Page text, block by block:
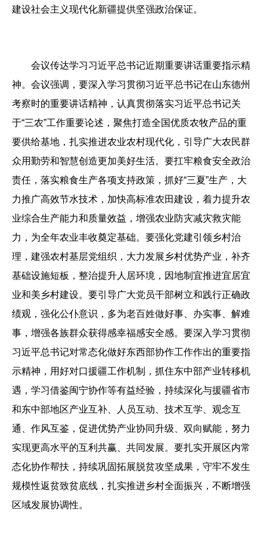
建设社会主义现代化新疆提供坚强政治保证。
会议传达学习习近平总书记近期重要讲话重要指示精
神。会议强调，要深入学习贯彻习近平总书记在山东德州
考察时的重要讲话精神，认真贯彻落实习近平总书记关
于“三农”工作重要论述，聚焦打造全国优质农牧产品的重
要供给基地，扎实推进农业农村现代化，引导广大农民群
众用勤劳和智慧创造更加美好生活。要扛牢粮食安全政治
责任，落实粮食生产各项支持政策，抓好“三夏”生产，大
力推广高效节水技术，加快高标准农田建设，着力提升农
业综合生产能力和质量效益，增强农业防灾减灾救灾能
力，为全年农业丰收奠定基础。要强化党建引领乡村治
理，建强农村基层党组织，大力发展乡村优势产业，补齐
基础设施短板，整治提升人居环境，因地制宜推进宜居宜
业和美乡村建设。要引导广大党员干部树立和践行正确政
绩观，强化公仆意识，多为老百姓做好事、办实事、解难
事，增强各族群众获得感幸福感安全感。要深入学习贯彻
习近平总书记对常态化做好东西部协作工作作出的重要指
示精神，用好对口援疆工作机制，抓住东中部产业转移机
遇，学习借鉴闽宁协作等有益经验，持续深化与援疆省市
和东中部地区产业互补、人员互动、技术互学、观念互
通、作风互鉴，促进优势产业协同升级、双向赋能，努力
实现更高水平的互利共赢、共同发展。要扎实开展区内常
态化协作帮扶，持续巩固拓展脱贫攻坚成果，守牢不发生
规模性返贫致贫底线，扎实推进乡村全面振兴，不断增强
区域发展协调性。